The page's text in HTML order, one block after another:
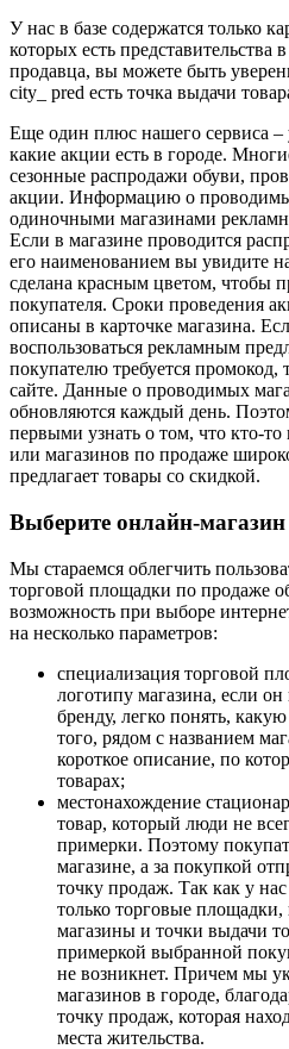
У нас в базе содержатся только
которых есть представительства
продавца, вы можете быть
city_ pred есть точка выдачи
Еще один плюс нашего сервиса –
какие акции есть в городе.
сезонные распродажи обуви,
акции. Информацию о
одиночными магазинами
Если в магазине проводится
его наименованием вы увидите
сделана красным цветом, чтобы
покупателя. Сроки проведения
описаны в карточке магазина.
воспользоваться рекламным
покупателю требуется промокод,
сайте. Данные о проводимых
обновляются каждый день.
первыми узнать о том, что кто-
или магазинов по продаже
предлагает товары со скидкой.
Выберите онлайн-
Мы стараемся облегчить
торговой площадки по продаже
возможность при выборе
на несколько параметров:
специализация торговой
логотипу магазина, если
бренду, легко понять,
того, рядом с названием
короткое описание, по
товарах;
местонахождение
товар, который люди не
примерки. Поэтому
магазине, а за покупкой
точку продаж. Так как у нас
только торговые
магазины и точки выдачи
примеркой выбранной
не возникнет. Причем мы
магазинов в городе,
точку продаж, которая
места жительства.